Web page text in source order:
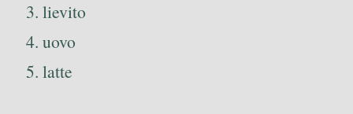
lievito
uovo
latte